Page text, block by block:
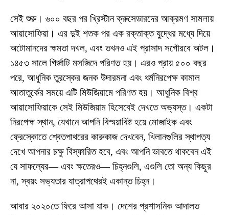
সেই শুরু। ৬০০ বছর পর খ্রিস্টান ক্রুসেডারদের আক্রমণ সামলায়
আয়াসোফিয়া। এর দুই শতক পর এক রক্তাক্ত যুদ্ধের মধ্যে দিয়ে
অটোমানদের ক্ষমতা দখল, এবং তখনও এই প্রাসাদ সগৌরবে অটল।
১৪৫৩ সালে গির্জাটি মসজিদে পরিণত হয়। এরও প্রায় ৫০০ বছর
পরে, আধুনিক তুরস্কের জনক উদারমনা এবং ধর্মনিরপেক্ষ কামাল
আতাতুর্কের সময়ে এটি মিউজিয়ামে পরিণত হয়। আধুনিক বিশ্ব
আয়াসোফিয়াকে সেই মিউজিয়াম হিসেবেই দেখতে অভ্যস্ত। একটা
নিরপেক্ষ স্থান, যেখানে আপনি বিস্ময়াবিষ্ট হয়ে মোজাইক এবং
ফ্রেস্কোতে শ্বেতপাথরের কারুকাজ দেখবেন, খিলানগুলির স্থাপত্য
দেখে আপনার চক্ষু বিস্ফারিত হবে, এবং আপনি ভাবতে থাকবেন এই
যে সাফল্যের— এবং ক্ষতেরও— চিহ্নগুলি, এগুলি তো অন্য কিছুর
না, স্বয়ং সভ্যতার যাত্রাপথেরই একান্ত চিহ্ন।
আবার ২০২০তে ফিরে আসা যাক। দেশের প্রশাসনিক আদালত